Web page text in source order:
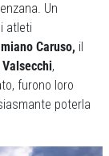
Un
atleti
Caruso, il
,
furono loro
poterla